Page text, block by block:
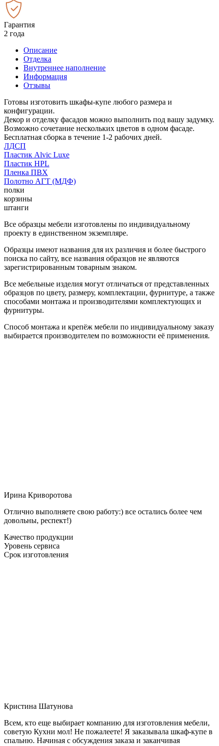
Гарантия
2 года
Описание
Отделка
Внутреннее наполнение
Информация
Отзывы
Готовы изготовить шкафы-купе любого размера и
конфигурации.
Декор и отделку фасадов можно выполнить под вашу задумку.
Возможно сочетание нескольких цветов в одном фасаде.
Бесплатная сборка в течение 1-2 рабочих дней.
ЛДСП
Пластик Alvic Luxe
Пластик HPL
Пленка ПВХ
Полотно АГТ (МДФ)
полки
корзины
штанги
Все образцы мебели изготовлены по индивидуальному
проекту в единственном экземпляре.
Образцы имеют названия для их различия и более быстрого
поиска по сайту, все названия образцов не являются
зарегистрированным товарным знаком.
Все мебельные изделия могут отличаться от представленных
образцов по цвету, размеру, комплектации, фурнитуре, а также
способами монтажа и производителями комплектующих и
фурнитуры.
Способ монтажа и крепёж мебели по индивидуальному заказу
выбирается производителем по возможности её применения.
Ирина Криворотова
Отлично выполняете свою работу:) все остались более чем
довольны, респект!)
Качество продукции
Уровень сервиса
Срок изготовления
Кристина Шатунова
Всем, кто еще выбирает компанию для изготовления мебели,
советую Кухни мол! Не пожалеете! Я заказывала шкаф-купе в
спальню. Начиная с обсуждения заказа и заканчивая